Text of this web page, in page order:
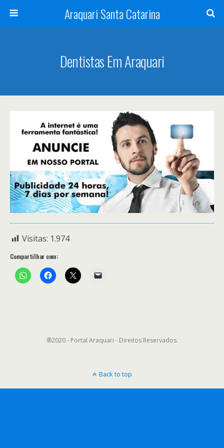
Araquari Santa Catarina
Dentistas Em Araquari
Visitas: 1.974
Compartilhar com:
®2020 - Portal Araquari - Direitos Reservados.
Back to top